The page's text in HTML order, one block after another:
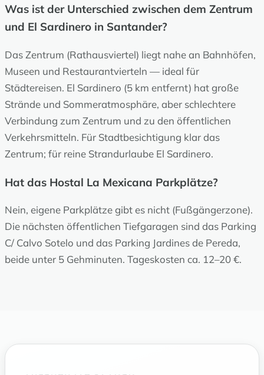
Was ist der Unterschied zwischen dem Zentrum
und El Sardinero in Santander?
Das Zentrum (Rathausviertel) liegt nahe an Bahnhöfen,
Museen und Restaurantvierteln — ideal für
Städtereisen. El Sardinero (5 km entfernt) hat große
Strände und Sommeratmosphäre, aber schlechtere
Verbindung zum Zentrum und zu den öffentlichen
Verkehrsmitteln. Für Stadtbesichtigung klar das
Zentrum; für reine Strandurlaube El Sardinero.
Hat das Hostal La Mexicana Parkplätze?
Nein, eigene Parkplätze gibt es nicht (Fußgängerzone).
Die nächsten öffentlichen Tiefgaragen sind das Parking
C/ Calvo Sotelo und das Parking Jardines de Pereda,
beide unter 5 Gehminuten. Tageskosten ca. 12–20 €.